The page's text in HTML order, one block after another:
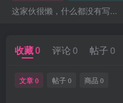
这家伙很懒，什么都没有写...
收藏0 评论 0 帖子 0
文章 0 帖子 0 商品 0